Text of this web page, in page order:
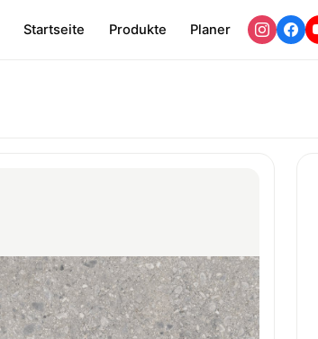
Startseite Produkte Planer